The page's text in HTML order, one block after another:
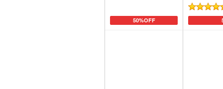
50%OFF
カートに追加